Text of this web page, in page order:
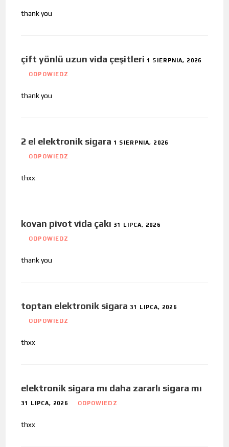
thank you
çift yönlü uzun vida çeşitleri 1 SIERPNIA, 2026
ODPOWIEDZ
thank you
2 el elektronik sigara 1 SIERPNIA, 2026
ODPOWIEDZ
thxx
kovan pivot vida çakı 31 LIPCA, 2026
ODPOWIEDZ
thank you
toptan elektronik sigara 31 LIPCA, 2026
ODPOWIEDZ
thxx
elektronik sigara mı daha zararlı sigara mı
31 LIPCA, 2026 ODPOWIEDZ
thxx